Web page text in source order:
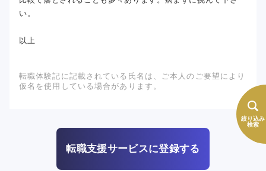
絞り込み
検索
い。
以上
転職体験記に記載されている氏名は、ご本人のご要望により
仮名を使用している場合があります。
転職支援サービスに登録する